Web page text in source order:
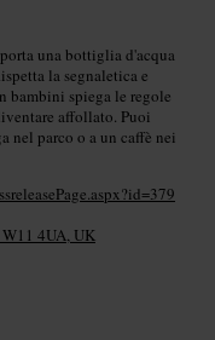
una bottiglia d'acqua
la segnaletica e
bambini spiega le regole
affollato. Puoi
nel parco o a un caffè nei
4UA, UK